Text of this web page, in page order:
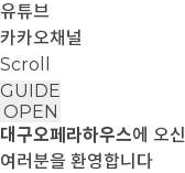
유튜브
카카오채널
Scroll
GUIDE
OPEN
대구오페라하우스에 오신
여러분을 환영합니다